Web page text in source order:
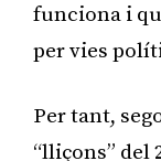
funciona i
per vies
Per tant,
“lliçons” del